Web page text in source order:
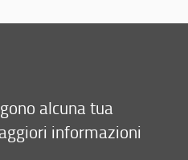
alcuna tua
informazioni